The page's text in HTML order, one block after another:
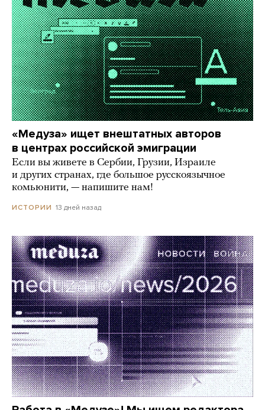
«Медуза» ищет внештатных авторов
в центрах российской эмиграции
Если вы живете в Сербии, Грузии, Израиле
и других странах, где большое русскоязычное
комьюнити, — напишите нам!
ИСТОРИИ 13 дней назад